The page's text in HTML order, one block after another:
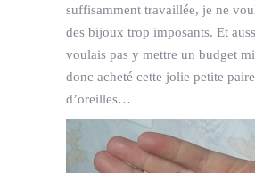
suffisamment travaillée, je ne
des bijoux trop imposants. Et
voulais pas y mettre un budget
donc acheté cette jolie petite
d’oreilles…